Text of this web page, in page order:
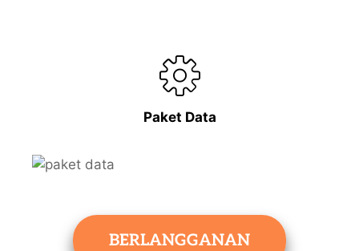
Paket Data
BERLANGGANAN